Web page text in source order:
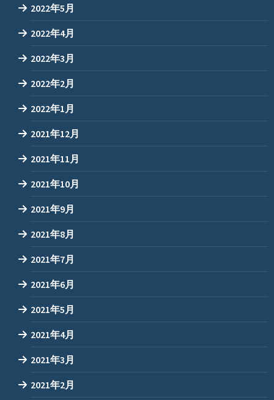
2022年5月
2022年4月
2022年3月
2022年2月
2022年1月
2021年12月
2021年11月
2021年10月
2021年9月
2021年8月
2021年7月
2021年6月
2021年5月
2021年4月
2021年3月
2021年2月